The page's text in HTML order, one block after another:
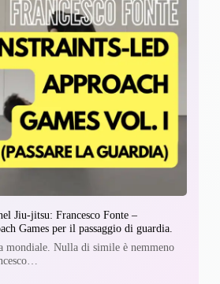
Jiu-jitsu: Francesco Fonte –
Games per il passaggio di guardia.
mondiale. Nulla di simile è nemmeno